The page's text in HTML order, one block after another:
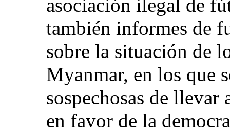
asociación ilegal de
también informes de
sobre la situación de
Myanmar, en los que
sospechosas de
en favor de la